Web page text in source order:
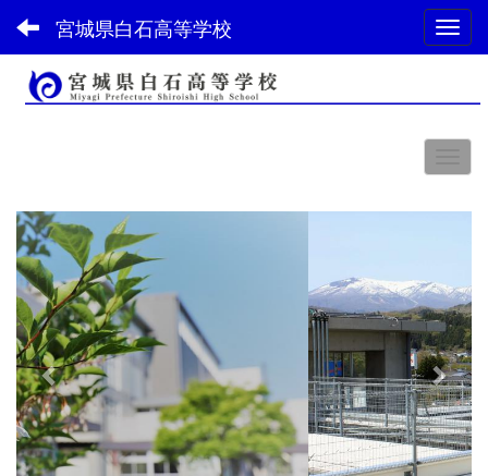
宮城県白石高等学校
p
r
e
v
i
o
u
s
x
t